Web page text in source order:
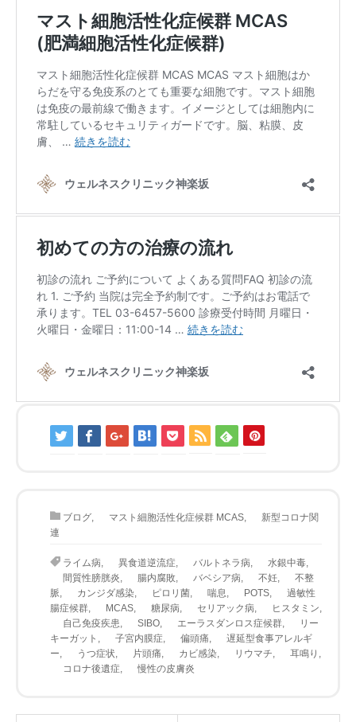
ブログ, マスト細胞活性化症候群 MCAS,
新型コロナ関
連
ライム病, 異食道逆流症, バルトネラ病, 水銀中毒,
間質性膀胱炎, 腸内腐敗, バベシア病, 不妊,
不整
脈, カンジダ感染, ピロリ菌, 喘息, POTS,
過敏性
腸症候群, MCAS, 糖尿病, セリアック病, ヒスタミン,
自己免疫疾患, SIBO, エーラスダンロス症候群,
リー
キーガット , 子宮内膜症, 偏頭痛,
遅延型食事アレルギ
ー, うつ症状, 片頭痛, カビ感染, リウマチ, 耳鳴り ,
コロナ後遺症, 慢性の皮膚炎